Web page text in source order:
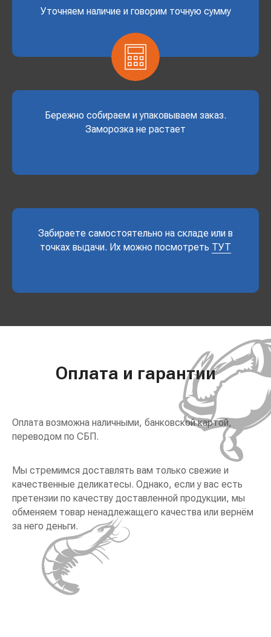
Уточняем наличие и говорим точную сумму
Бережно собираем и упаковываем заказ.
Заморозка не растает
Забираете самостоятельно на складе или в
точках выдачи. Их можно посмотреть ТУТ
Оплата и гарантии
Оплата возможна наличными, банковской картой,
переводом по СБП.
Мы стремимся доставлять вам только свежие и
качественные деликатесы. Однако, если у вас есть
претензии по качеству доставленной продукции, мы
обменяем товар ненадлежащего качества или вернём
за него деньги.